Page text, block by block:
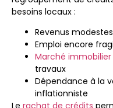
besoins locaux :
Revenus
Emploi encore
Marché immobilier
travaux
Dépendance à la
inflationniste